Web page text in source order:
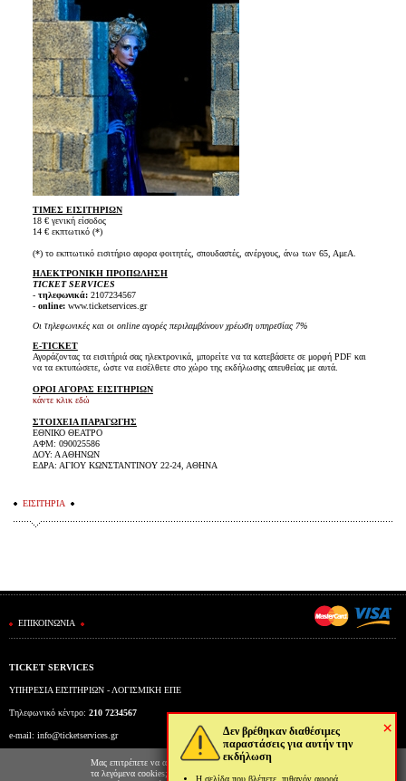
×
Δεν βρέθηκαν διαθέσιμες
παραστάσεις για αυτήν την
εκδήλωση
Η σελίδα που βλέπετε, πιθανόν αφορά
ΤΙΜΕΣ ΕΙΣΙΤΗΡΙΩΝ
18 € γενική είσοδος
14 € εκπτωτικό (*)
(*) το εκπτωτικό εισιτήριο αφορα φοιτητές, σπουδαστές, ανέργους, άνω των 65, ΑμεΑ.
ΗΛΕΚΤΡΟΝΙΚΗ ΠΡΟΠΩΛΗΣΗ
TICKET SERVICES
- τηλεφωνικά:2107234567
- online:www.ticketservices.gr
Οι τηλεφωνικές και οι online αγορές περιλαμβάνουν χρέωση υπηρεσίας 7%
E-TICKET
Αγοράζοντας τα εισιτήριά σας ηλεκτρονικά, μπορείτε να τα κατεβάσετε σε μορφή PDF και
να τα εκτυπώσετε, ώστε να εισέλθετε στο χώρο της εκδήλωσης απευθείας με αυτά.
ΟΡΟΙ ΑΓΟΡΑΣ ΕΙΣΙΤΗΡΙΩΝ
κάντε κλικ εδώ
ΣΤΟΙΧΕΙΑ ΠΑΡΑΓΩΓΗΣ
ΕΘΝΙΚΟ ΘΕΑΤΡΟ
ΑΦΜ: 090025586
ΔΟΥ: Α ΑΘΗΝΩΝ
ΕΔΡΑ: ΑΓΙΟΥ ΚΩΝΣΤΑΝΤΙΝΟΥ 22-24, ΑΘΗΝΑ
ΕΙΣΙΤΗΡΙΑ
ΕΠΙΚΟΙΝΩΝΙΑ
TICKET SERVICES
ΥΠΗΡΕΣΙΑ ΕΙΣΙΤΗΡΙΩΝ - ΛΟΓΙΣΜΙΚΗ ΕΠΕ
Τηλεφωνικό κέντρο: 210 7234567
e-mail: info@ticketservices.gr
Εκδοτήριο: Πανεπιστημίου 39 (Στοά Πεσμαζόγλου), Αθήνα
Μας επιτρέπετε να αποθηκεύουμε στον φυλλομετρητή σας
τα λεγόμενα cookies; Με αυτόν τον τρόπο θα